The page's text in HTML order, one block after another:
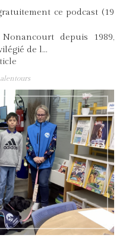
ce podcast (19
depuis 1989,
de l...